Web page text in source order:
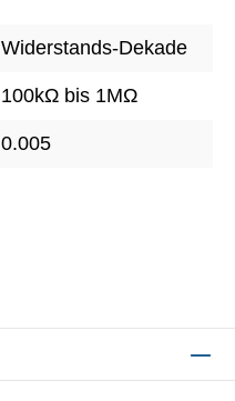
Widerstands-Dekade
100kΩ bis 1MΩ
0.005